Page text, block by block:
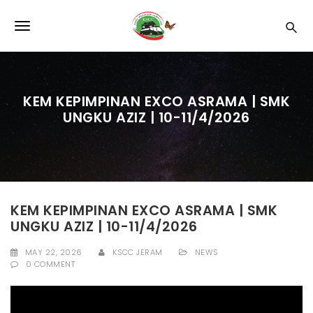
o
T
g
e
n
a
v
KEM KEPIMPINAN EXCO ASRAMA | SMK
UNGKU AZIZ | 10-11/4/2026
KEM KEPIMPINAN EXCO ASRAMA | SMK
UNGKU AZIZ | 10-11/4/2026
MAY 22, 2026 KSCC JERAM
NEWS
0 COMMENT